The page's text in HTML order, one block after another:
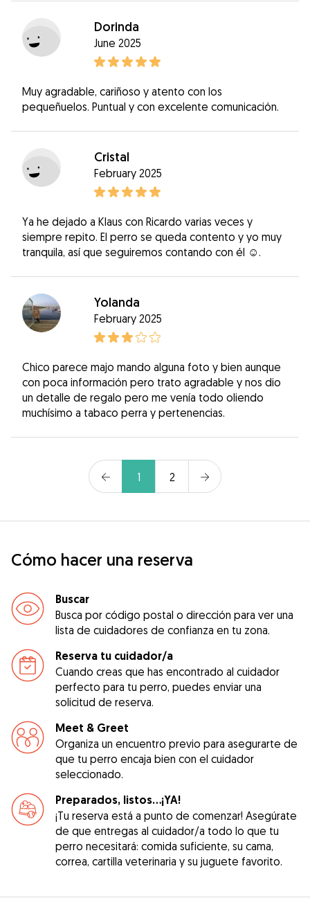
Dorinda
June 2025
Muy agradable, cariñoso y atento con los
pequeñuelos. Puntual y con excelente comunicación.
Cristal
February 2025
Ya he dejado a Klaus con Ricardo varias veces y
siempre repito. El perro se queda contento y yo muy
tranquila, así que seguiremos contando con él ☺️.
Yolanda
February 2025
Chico parece majo mando alguna foto y bien aunque
con poca información pero trato agradable y nos dio
un detalle de regalo pero me venía todo oliendo
muchísimo a tabaco perra y pertenencias.
1 2
Cómo hacer una reserva
Buscar
Busca por código postal o dirección para ver una
lista de cuidadores de confianza en tu zona.
Reserva tu cuidador/a
Cuando creas que has encontrado al cuidador
perfecto para tu perro, puedes enviar una
solicitud de reserva.
Meet & Greet
Organiza un encuentro previo para asegurarte de
que tu perro encaja bien con el cuidador
seleccionado.
Preparados, listos...¡YA!
¡Tu reserva está a punto de comenzar! Asegúrate
de que entregas al cuidador/a todo lo que tu
perro necesitará: comida suficiente, su cama,
correa, cartilla veterinaria y su juguete favorito.